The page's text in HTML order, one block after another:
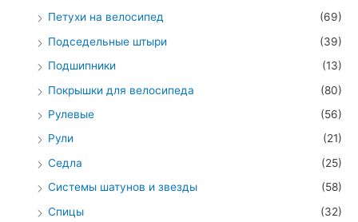
Петухи на велосипед
(69)
Подседельные штыри
(39)
Подшипники
(13)
Покрышки для велосипеда
(80)
Рулевые
(56)
Рули
(21)
Седла
(25)
Системы шатунов и звезды
(58)
Спицы
(32)